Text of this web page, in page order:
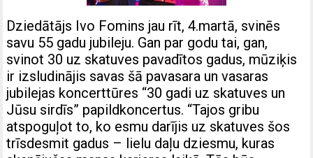
Dziedātājs Ivo Fomins jau rīt, 4.martā, svinēs
savu 55 gadu jubileju. Gan par godu tai, gan,
svinot 30 uz skatuves pavadītos gadus, mūziķis
ir izsludinājis savas šā pavasara un vasaras
jubilejas koncerttūres “30 gadi uz skatuves un
Jūsu sirdīs” papildkoncertus. “Tajos gribu
atspoguļot to, ko esmu darījis uz skatuves šos
trīsdesmit gadus – lielu daļu dziesmu, kuras